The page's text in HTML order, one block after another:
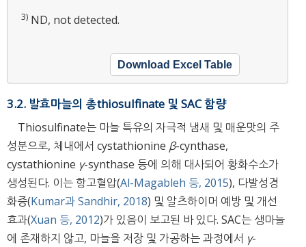
3) ND, not detected.
Download Excel Table
3.2. 발효마늘의 총thiosulfinate 및 SAC 함량
Thiosulfinate는 마늘 특유의 자극적 냄새 및 매운맛의 주
성분으로, 체내에서 cystathionine β-cynthase,
cystathionine γ-synthase 등에 의해 대사되어 황화수소가
생성된다. 이는 항고혈압(Al-Magableh 등, 2015), 다발성경
화증(Kumar과 Sandhir, 2018) 및 알츠하이머 예방 및 개선
효과(Xuan 등, 2012)가 있음이 보고된 바 있다. SAC는 생마늘
에 존재하지 않고, 마늘을 저장 및 가공하는 과정에서 γ-